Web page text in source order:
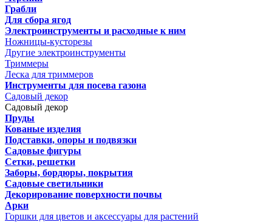
Грабли
Для сбора ягод
Электроинструменты и расходные к ним
Ножницы-кусторезы
Другие электроинструменты
Триммеры
Леска для триммеров
Инструменты для посева газона
Садовый декор
Садовый декор
Пруды
Кованые изделия
Подставки, опоры и подвязки
Садовые фигуры
Сетки, решетки
Заборы, бордюры, покрытия
Садовые светильники
Декорирование поверхности почвы
Арки
Горшки для цветов и аксессуары для растений